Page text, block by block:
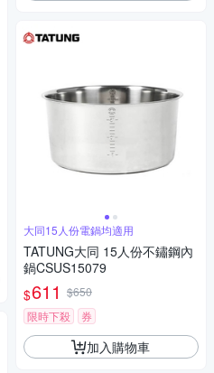
大同15人份電鍋均適用
TATUNG大同 15人份不鏽鋼內
鍋CSUS15079
$611 $650
限時下殺
券
加入購物車